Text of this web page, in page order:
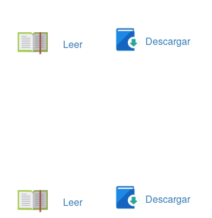
Leer Descargar
Leer Descargar